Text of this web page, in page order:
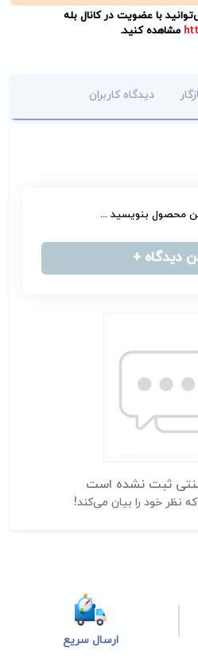
با عضویت در کانال بله
مشاهده کنید.
دیدگاه کاربران
ثبت نشده است
نظر خود را بیان می‌کند!
محصول بنویسید ...
دیدگاه +
ارسال سریع